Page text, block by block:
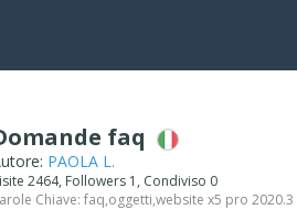
faq
PAOLA L.
2464, Followers 1, Condiviso 0
Chiave:faq,oggetti,website x5 pro 2020.3